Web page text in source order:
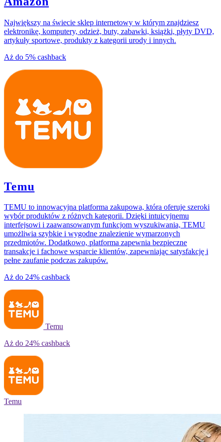
Największy na świecie sklep internetowy w którym znajdziesz
elektronikę, komputery, odzież, buty, zabawki, książki, płyty DVD,
artykuły sportowe, produkty z kategorii urody i innych.
Aż do 5% cashback
Temu
TEMU to innowacyjna platforma zakupowa, która oferuje szeroki
wybór produktów z różnych kategorii. Dzięki intuicyjnemu
interfejsowi i zaawansowanym funkcjom wyszukiwania, TEMU
umożliwia szybkie i wygodne znalezienie wymarzonych
przedmiotów. Dodatkowo, platforma zapewnia bezpieczne
transakcje i fachowe wsparcie klientów, zapewniając satysfakcję i
pełne zaufanie podczas zakupów.
Aż do 24% cashback
Temu
Aż do 24% cashback
Temu